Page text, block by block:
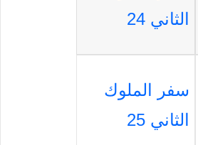
الثاني 24
سفر الملوك
الثاني 25